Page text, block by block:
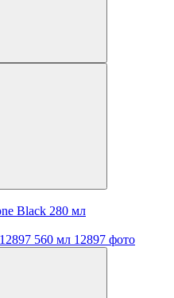
Black 280 мл